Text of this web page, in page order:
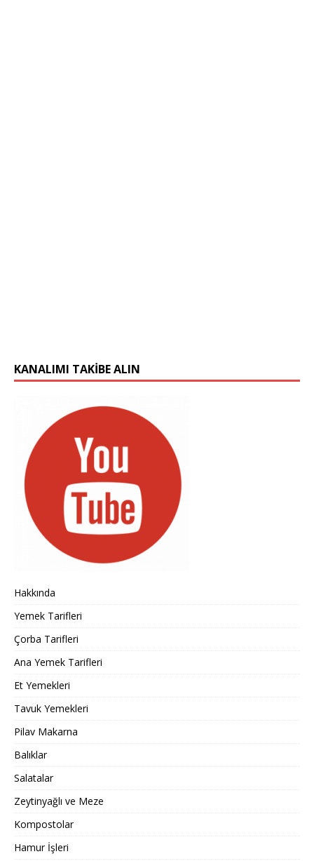
KANALIMI TAKIBE ALIN
Hakkında
Yemek Tarifleri
Çorba Tarifleri
Ana Yemek Tarifleri
Et Yemekleri
Tavuk Yemekleri
Pilav Makarna
Balıklar
Salatalar
Zeytinyağlı ve Meze
Kompostolar
Hamur İşleri